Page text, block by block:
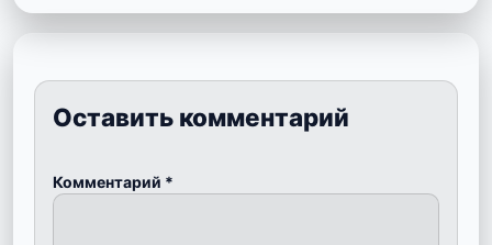
Оставить комментарий
Комментарий *